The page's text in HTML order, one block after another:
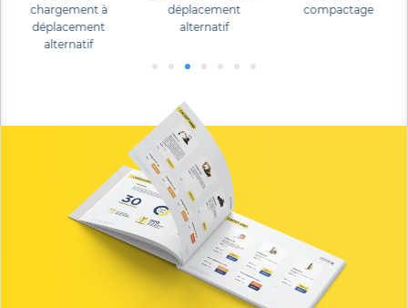
chargement à
déplacement
alternatif
déplacement
alternatif
compactage